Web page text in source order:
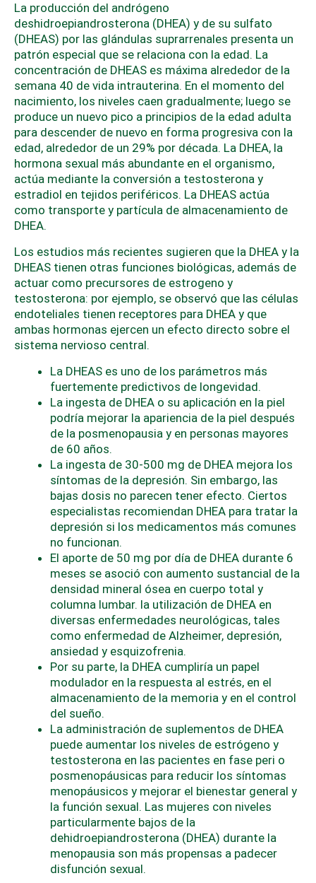
La producción del andrógeno
deshidroepiandrosterona (DHEA) y de su sulfato
(DHEAS) por las glándulas suprarrenales presenta un
patrón especial que se relaciona con la edad. La
concentración de DHEAS es máxima alrededor de la
semana 40 de vida intrauterina. En el momento del
nacimiento, los niveles caen gradualmente; luego se
produce un nuevo pico a principios de la edad adulta
para descender de nuevo en forma progresiva con la
edad, alrededor de un 29% por década. La DHEA, la
hormona sexual más abundante en el organismo,
actúa mediante la conversión a testosterona y
estradiol en tejidos periféricos. La DHEAS actúa
como transporte y partícula de almacenamiento de
DHEA.
Los estudios más recientes sugieren que la DHEA y la
DHEAS tienen otras funciones biológicas, además de
actuar como precursores de estrogeno y
testosterona: por ejemplo, se observó que las células
endoteliales tienen receptores para DHEA y que
ambas hormonas ejercen un efecto directo sobre el
sistema nervioso central.
La DHEAS es uno de los parámetros más
fuertemente predictivos de longevidad.
La ingesta de DHEA o su aplicación en la piel
podría mejorar la apariencia de la piel después
de la posmenopausia y en personas mayores
de 60 años.
La ingesta de 30-500 mg de DHEA mejora los
síntomas de la depresión. Sin embargo, las
bajas dosis no parecen tener efecto. Ciertos
especialistas recomiendan DHEA para tratar la
depresión si los medicamentos más comunes
no funcionan.
El aporte de 50 mg por día de DHEA durante 6
meses se asoció con aumento sustancial de la
densidad mineral ósea en cuerpo total y
columna lumbar. la utilización de DHEA en
diversas enfermedades neurológicas, tales
como enfermedad de Alzheimer, depresión,
ansiedad y esquizofrenia.
Por su parte, la DHEA cumpliría un papel
modulador en la respuesta al estrés, en el
almacenamiento de la memoria y en el control
del sueño.
La administración de suplementos de DHEA
puede aumentar los niveles de estrógeno y
testosterona en las pacientes en fase peri o
posmenopáusicas para reducir los síntomas
menopáusicos y mejorar el bienestar general y
la función sexual. Las mujeres con niveles
particularmente bajos de la
dehidroepiandrosterona (DHEA) durante la
menopausia son más propensas a padecer
disfunción sexual.